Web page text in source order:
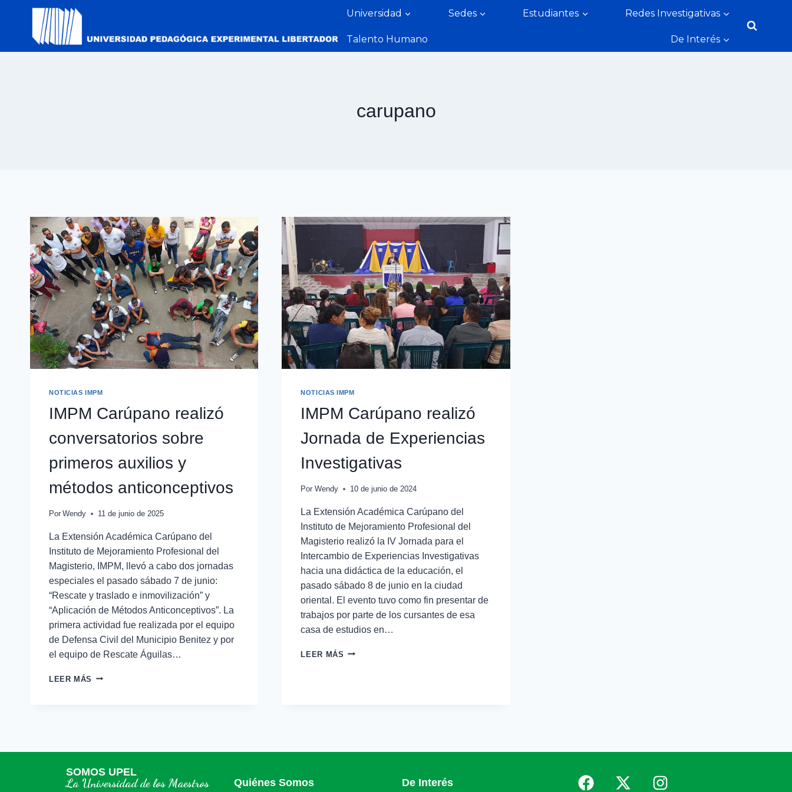
Universidad Sedes Estudiantes Redes Investigativas
Talento Humano De Interés
carupano
NOTICIAS IMPM
IMPM Carúpano realizó
conversatorios sobre
primeros auxilios y
métodos anticonceptivos
Por Wendy 11 de junio de 2025
La Extensión Académica Carúpano del
Instituto de Mejoramiento Profesional del
Magisterio, IMPM, llevó a cabo dos jornadas
especiales el pasado sábado 7 de junio:
“Rescate y traslado e inmovilización” y
“Aplicación de Métodos Anticonceptivos”. La
primera actividad fue realizada por el equipo
de Defensa Civil del Municipio Benitez y por
el equipo de Rescate Águilas…
LEER MÁS
NOTICIAS IMPM
IMPM Carúpano realizó
Jornada de Experiencias
Investigativas
Por Wendy 10 de junio de 2024
La Extensión Académica Carúpano del
Instituto de Mejoramiento Profesional del
Magisterio realizó la IV Jornada para el
Intercambio de Experiencias Investigativas
hacia una didáctica de la educación, el
pasado sábado 8 de junio en la ciudad
oriental. El evento tuvo como fin presentar de
trabajos por parte de los cursantes de esa
casa de estudios en…
LEER MÁS
SOMOS UPEL
La Universidad de los Maestros Quiénes Somos De Interés